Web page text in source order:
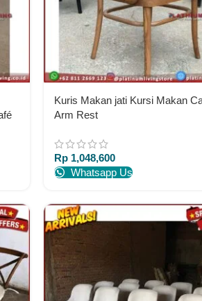
Kuris Makan jati Kursi Makan
Arm Rest
Rp 1,048,600
Whatsapp Us